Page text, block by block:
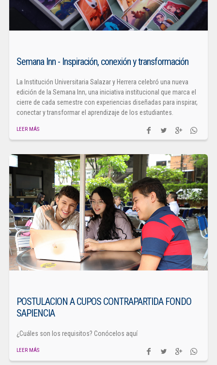
Semana Inn - Inspiración, conexión y transformación
La Institución Universitaria Salazar y Herrera celebró una nueva
edición de la Semana Inn, una iniciativa institucional que marca el
cierre de cada semestre con experiencias diseñadas para inspirar,
conectar y transformar el aprendizaje de los estudiantes.
LEER MÁS
POSTULACION A CUPOS CONTRAPARTIDA FONDO
SAPIENCIA
¿Cuáles son los requisitos? Conócelos aquí
LEER MÁS